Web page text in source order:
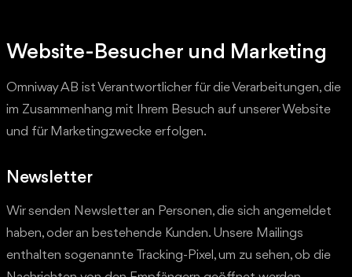
Website-Besucher und Marketing
Omniway AB ist Verantwortlicher für die Verarbeitungen, die
im Zusammenhang mit Ihrem Besuch auf unserer Website
und für Marketingzwecke erfolgen.
Newsletter
Wir senden Newsletter an Personen, die sich angemeldet
haben, oder an bestehende Kunden. Unsere Mailings
enthalten sogenannte Tracking-Pixel, um zu sehen, ob die